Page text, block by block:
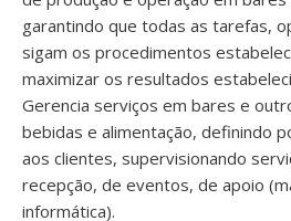
garantindo que todas as tarefas,
sigam os procedimentos
maximizar os resultados
Gerencia serviços em bares e
bebidas e alimentação, definindo
aos clientes, supervisionando
recepção, de eventos, de apoio
informática).